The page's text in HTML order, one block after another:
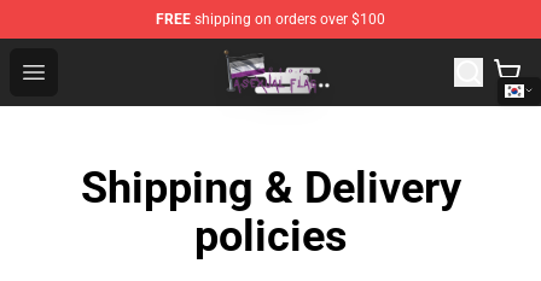
FREE shipping on orders over $100
Open menu
Asexual Flag Shop - The Best Store of Asexual Flag
Shipping & Delivery
policies